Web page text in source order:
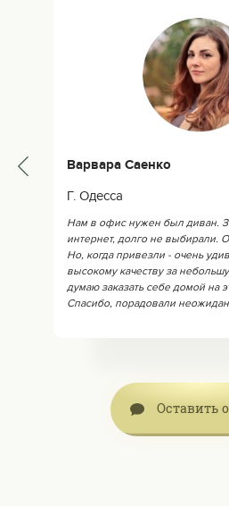
Варвара Саенко
Г. Одесса
Нам в офис нужен был диван.
интернет, долго не выбирали.
Но, когда привезли - очень
высокому качеству за
думаю заказать себе домой на
Спасибо, порадовали
Оставить